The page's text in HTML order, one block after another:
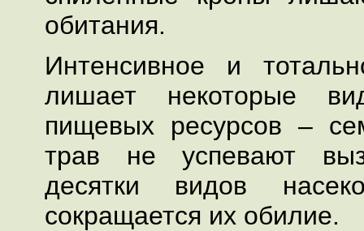
обитания.
Интенсивное и
лишает некоторые
пищевых ресурсов –
трав не успевают
десятки видов
сокращается их обилие.